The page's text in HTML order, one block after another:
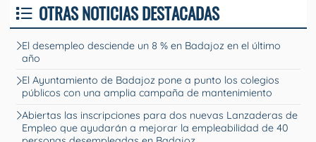
OTRAS NOTICIAS DESTACADAS
El desempleo desciende un 8 % en Badajoz en el último
año
El Ayuntamiento de Badajoz pone a punto los colegios
públicos con una amplia campaña de mantenimiento
Abiertas las inscripciones para dos nuevas Lanzaderas de
Empleo que ayudarán a mejorar la empleabilidad de 40